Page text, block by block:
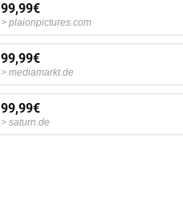
99,99€
plaionpictures.com
99,99€
mediamarkt.de
99,99€
saturn.de